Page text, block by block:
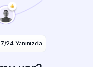
24 Yanınızda